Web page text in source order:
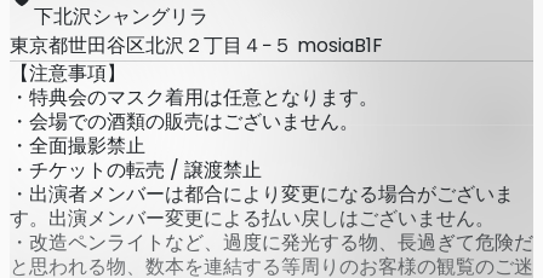
下北沢シャングリラ
東京都世田谷区北沢２丁目４−５ mosiaB1F
【注意事項】
・特典会のマスク着用は任意となります。
・会場での酒類の販売はございません。
・全面撮影禁止
・チケットの転売 / 譲渡禁止
・出演者メンバーは都合により変更になる場合がございま
す。出演メンバー変更による払い戻しはございません。
・改造ペンライトなど、過度に発光する物、長過ぎて危険だ
と思われる物、数本を連結する等周りのお客様の観覧のご迷